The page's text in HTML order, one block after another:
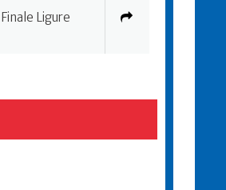
Finale Ligure